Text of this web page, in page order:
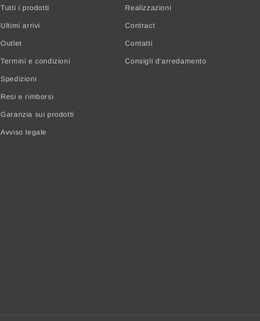
Tutti i prodotti
Ultimi arrivi
Outlet
Termini e condizioni
Spedizioni
Resi e rimborsi
Garanzia sui prodotti
Avviso legale
Realizzazioni
Contract
Contatti
Consigli d'arredamento